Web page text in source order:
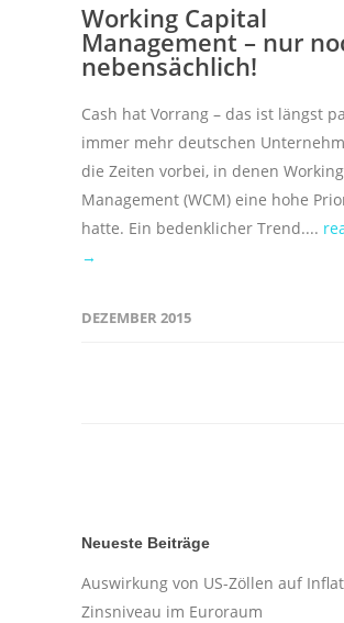
Working Capital
Management – nur
nebensächlich!
Cash hat Vorrang – das ist längst
immer mehr deutschen
die Zeiten vorbei, in denen
Management (WCM) eine hohe
hatte. Ein bedenklicher Trend....
→
DEZEMBER 2015
Neueste Beiträge
Auswirkung von US-Zöllen auf
Zinsniveau im Euroraum